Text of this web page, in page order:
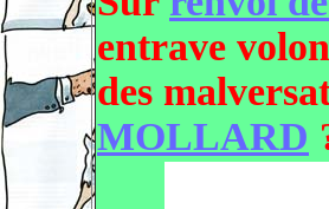
entrave
des
MOLLARD